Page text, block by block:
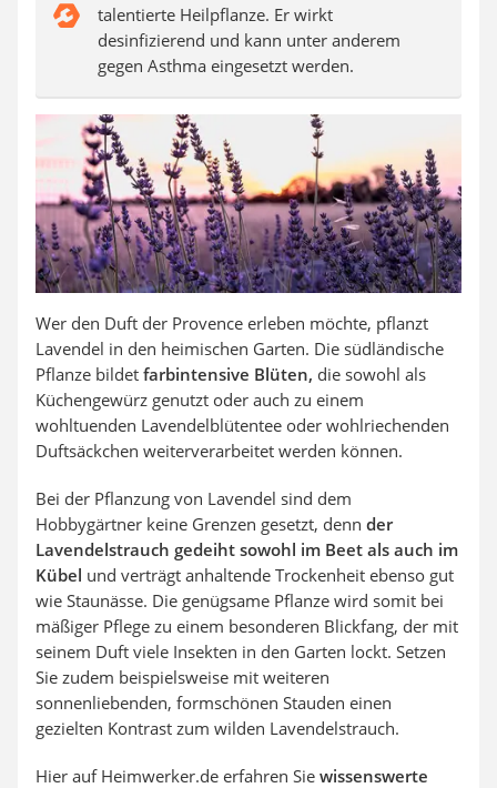
talentierte Heilpflanze. Er wirkt
desinfizierend und kann unter anderem
gegen Asthma eingesetzt werden.
Wer den Duft der Provence erleben möchte, pflanzt
Lavendel in den heimischen Garten. Die südländische
Pflanze bildet farbintensive Blüten, die sowohl als
Küchengewürz genutzt oder auch zu einem
wohltuenden Lavendelblütentee oder wohlriechenden
Duftsäckchen weiterverarbeitet werden können.
Bei der Pflanzung von Lavendel sind dem
Hobbygärtner keine Grenzen gesetzt, denn der
Lavendelstrauch gedeiht sowohl im Beet als auch im
Kübel und verträgt anhaltende Trockenheit ebenso gut
wie Staunässe. Die genügsame Pflanze wird somit bei
mäßiger Pflege zu einem besonderen Blickfang, der mit
seinem Duft viele Insekten in den Garten lockt. Setzen
Sie zudem beispielsweise mit weiteren
sonnenliebenden, formschönen Stauden einen
gezielten Kontrast zum wilden Lavendelstrauch.
Hier auf Heimwerker.de erfahren Sie wissenswerte